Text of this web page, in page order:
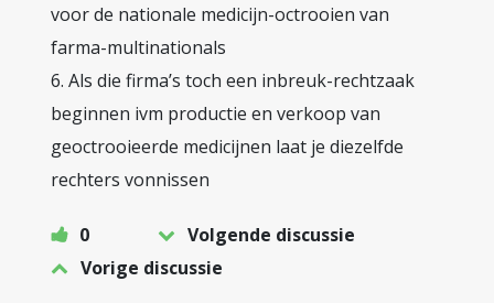
voor de nationale medicijn-octrooien van
farma-multinationals
6. Als die firma’s toch een inbreuk-rechtzaak
beginnen ivm productie en verkoop van
geoctrooieerde medicijnen laat je diezelfde
rechters vonnissen
0
Volgende discussie
Vorige discussie